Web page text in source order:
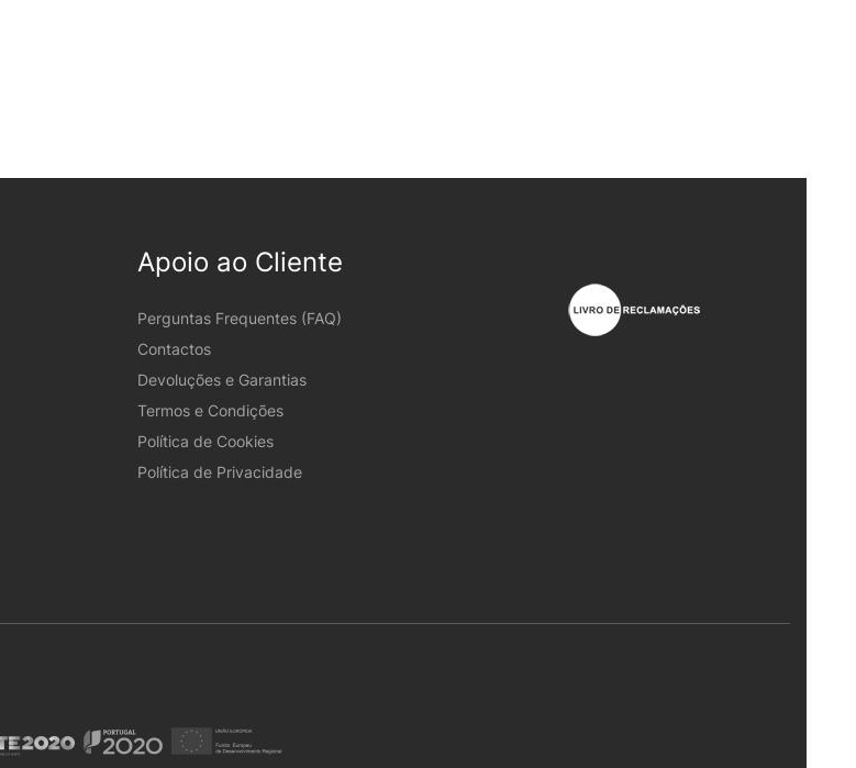
Apoio ao Cliente
Perguntas Frequentes (FAQ)
Contactos
Devoluções e Garantias
Termos e Condições
Política de Cookies
Política de Privacidade